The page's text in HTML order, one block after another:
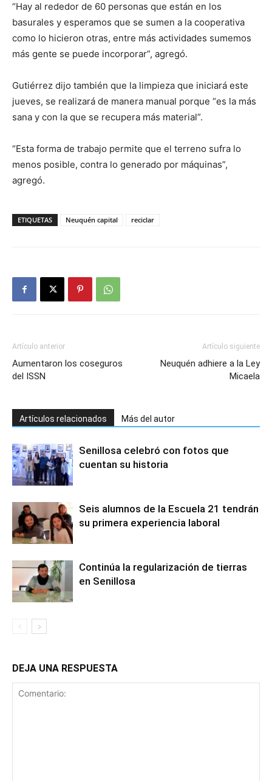
“Hay al rededor de 60 personas que están en los
basurales y esperamos que se sumen a la cooperativa
como lo hicieron otras, entre más actividades sumemos
más gente se puede incorporar”, agregó.
Gutiérrez dijo también que la limpieza que iniciará este
jueves, se realizará de manera manual porque “es la más
sana y con la que se recupera más material”.
“Esta forma de trabajo permite que el terreno sufra lo
menos posible, contra lo generado por máquinas”,
agregó.
ETIQUETAS Neuquén capital reciclar
Artículo anterior
Aumentaron los coseguros
del ISSN
Artículo siguiente
Neuquén adhiere a la Ley
Micaela
Artículos relacionados Más del autor
Senillosa celebró con fotos que
cuentan su historia
Seis alumnos de la Escuela 21 tendrán
su primera experiencia laboral
Continúa la regularización de tierras
en Senillosa
DEJA UNA RESPUESTA